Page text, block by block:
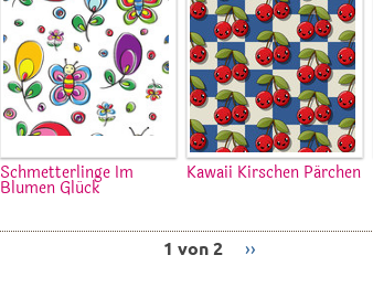
Schmetterlinge Im
Blumen Glück
Kawaii Kirschen Pärchen
1 von 2 ››